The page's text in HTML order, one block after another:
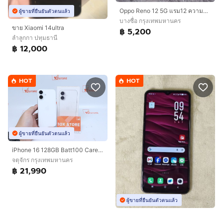
ผู้ขายที่ยืนยันตัวตนแล้ว
ขาย Xiaomi 14ultra
ลำลูกกา ปทุมธานี
฿ 12,000
Oppo Reno 12 5G แรม12 ความจำ256
บางซื่อ กรุงเทพมหานคร
฿ 5,200
HOT
ผู้ขายที่ยืนยันตัวตนแล้ว
iPhone 16 128GB Batt100 Care 01.27
จตุจักร กรุงเทพมหานคร
฿ 21,990
HOT
ผู้ขายที่ยืนยันตัวตนแล้ว